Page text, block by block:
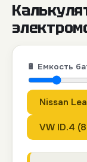
🔋 Емкость
Nissan
VW ID.4